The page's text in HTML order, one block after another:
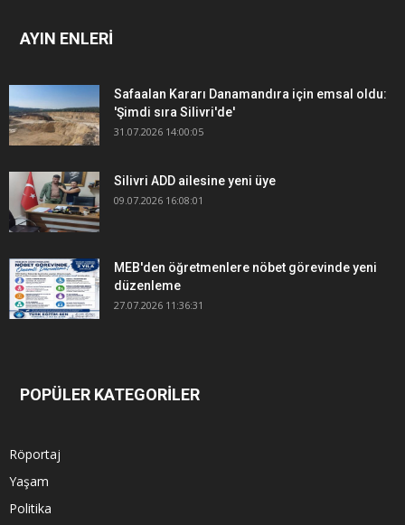
AYIN ENLERİ
Safaalan Kararı Danamandıra için emsal oldu:
'Şimdi sıra Silivri'de'
31.07.2026 14:00:05
Silivri ADD ailesine yeni üye
09.07.2026 16:08:01
MEB'den öğretmenlere nöbet görevinde yeni
düzenleme
27.07.2026 11:36:31
POPÜLER KATEGORİLER
Röportaj
Yaşam
Politika